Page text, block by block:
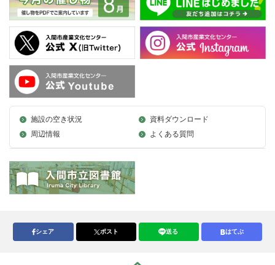
施設の空き状況
資料ダウンロード
周辺情報
よくある質問
シェア ポスト 送る はてぶ